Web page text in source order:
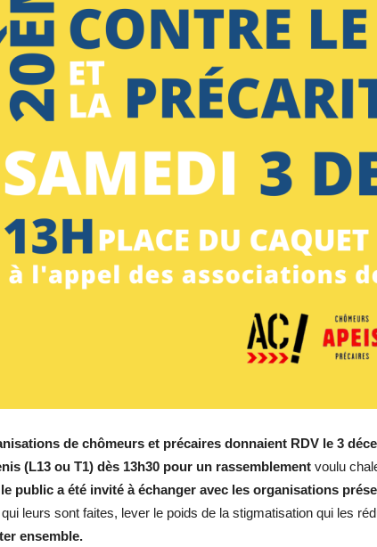
de chômeurs et précaires donnaient RDV le 3
(L13 ou T1) dès 13h30 pour un rassemblement voulu
le public a été invité à échanger avec les organisations
leurs sont faites, lever le poids de la stigmatisation qui les
ensemble.